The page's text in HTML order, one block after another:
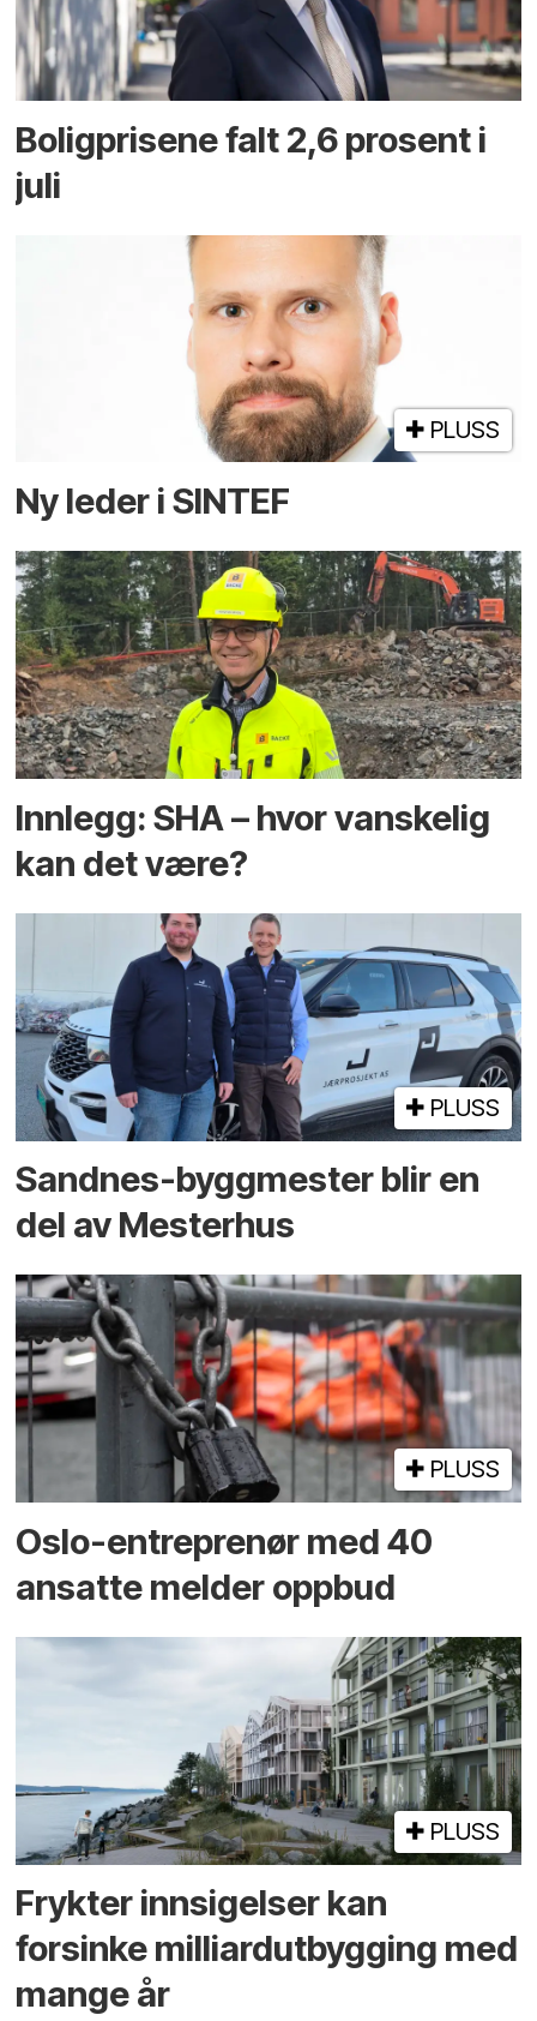
Boligprisene falt 2,6 prosent i
juli
PLUSS
Ny leder i SINTEF
Innlegg: SHA – hvor vanskelig
kan det være?
PLUSS
Sandnes-byggmester blir en
del av Mesterhus
PLUSS
Oslo-entreprenør med 40
ansatte melder oppbud
PLUSS
Frykter innsigelser kan
forsinke milliard­utbygging med
mange år